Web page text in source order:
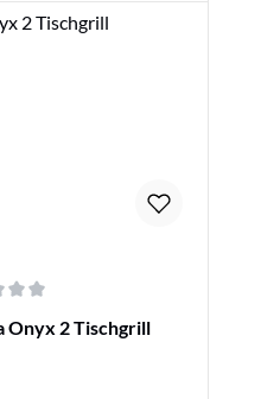
von 0 von 5 Sternen
Onyx 2 Tischgrill